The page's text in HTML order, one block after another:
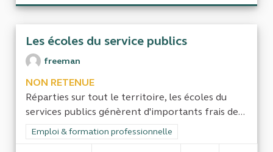
Les écoles du service publics
freeman
NON RETENUE
Réparties sur tout le territoire, les écoles du
services publics génèrent d'importants frais de...
Filtrer les résultats de la catégorie : Emploi & formation
Emploi & formation professionnelle